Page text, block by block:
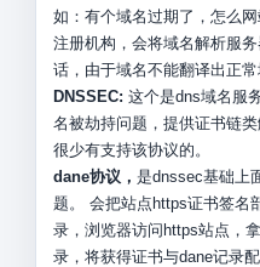
如：有个域名过期了，怎么
注册机构，会将域名解析服
话，由于域名不能翻译出正
DNSSEC: 这个是dns域名服
名被劫持问题，提供证书链
很少有支持该协议的。
dane协议， 是dnssec基础上
题。 会把站点https证书签名
录，浏览器访问https站点，
录，将获得证书与dane记录